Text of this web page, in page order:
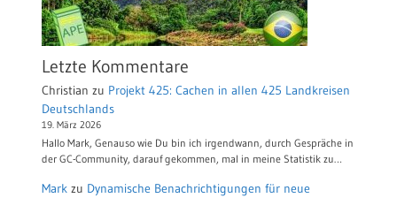
Letzte Kommentare
Christian zu Projekt 425: Cachen in allen 425 Landkreisen
Deutschlands
19. März 2026
Hallo Mark, Genauso wie Du bin ich irgendwann, durch Gespräche in
der GC-Community, darauf gekommen, mal in meine Statistik zu…
Mark zu Dynamische Benachrichtigungen für neue